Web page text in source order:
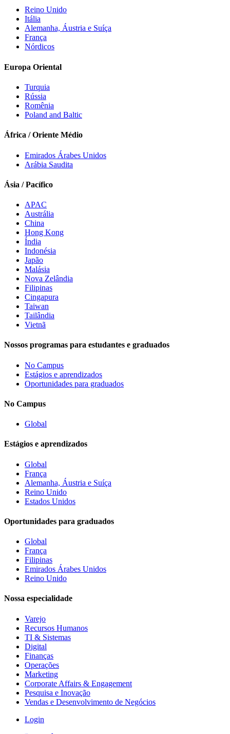
Reino Unido
Itália
Alemanha, Áustria e Suíça
França
Nórdicos
Europa Oriental
Turquia
Rússia
Romênia
Poland and Baltic
África / Oriente Médio
Emirados Árabes Unidos
Arábia Saudita
Ásia / Pacífico
APAC
Austrália
China
Hong Kong
Índia
Indonésia
Japão
Malásia
Nova Zelândia
Filipinas
Cingapura
Taiwan
Tailândia
Vietnã
Nossos programas para estudantes e graduados
No Campus
Estágios e aprendizados
Oportunidades para graduados
No Campus
Global
Estágios e aprendizados
Global
França
Alemanha, Áustria e Suíça
Reino Unido
Estados Unidos
Oportunidades para graduados
Global
França
Filipinas
Emirados Árabes Unidos
Reino Unido
Nossa especialidade
Varejo
Recursos Humanos
TI & Sistemas
Digital
Finanças
Operações
Marketing
Corporate Affairs & Engagement
Pesquisa e Inovação
Vendas e Desenvolvimento de Negócios
Login